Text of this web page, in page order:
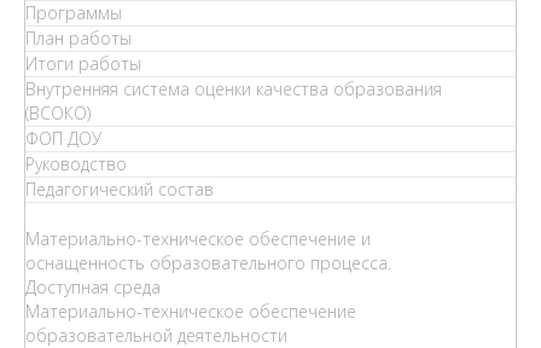
Программы
План работы
Итоги работы
Внутренняя система оценки качества образования
(ВСОКО)
ФОП ДОУ
Руководство
Педагогический состав
Материально-техническое обеспечение и
оснащенность образовательного процесса.
Доступная среда
Материально-техническое обеспечение
образовательной деятельности